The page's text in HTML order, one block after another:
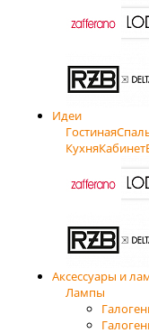
Идеи
Гостиная
КухняКабинет
Аксессуары и
Лампы